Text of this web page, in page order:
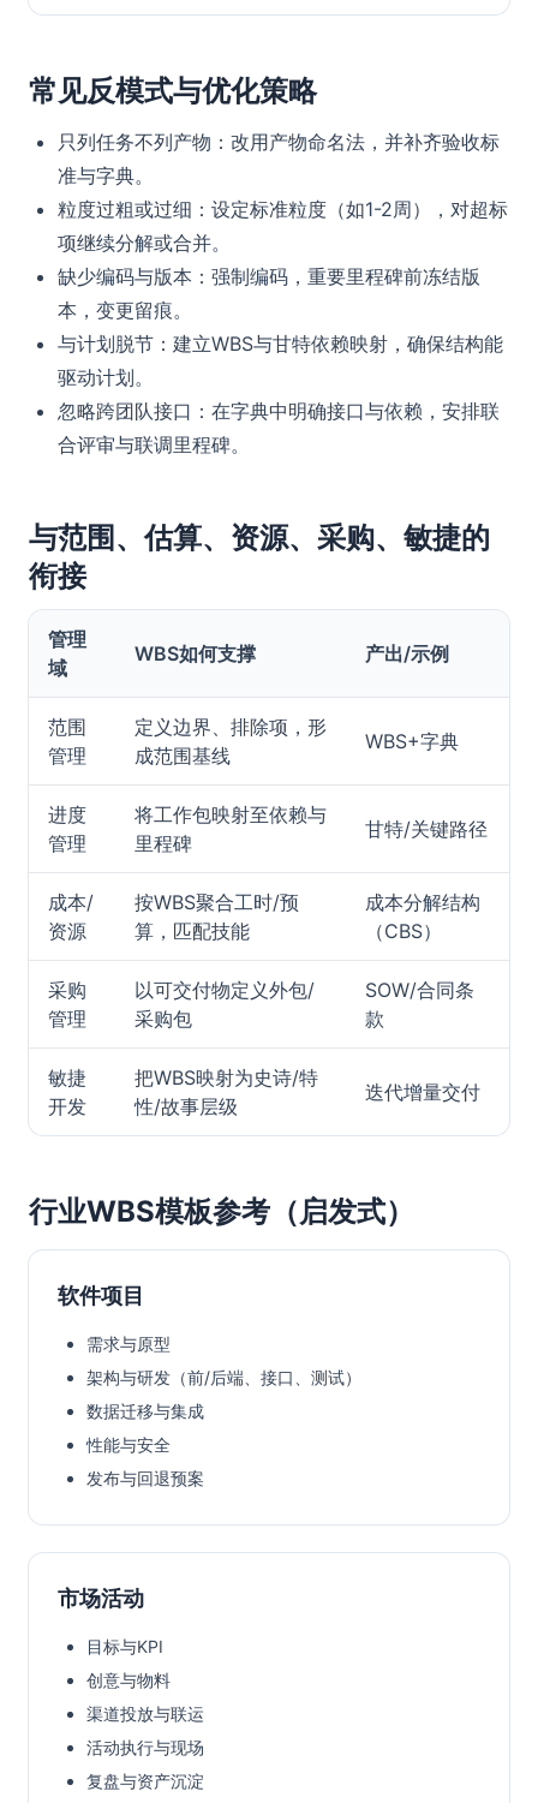
常见反模式与优化策略
只列任务不列产物：改用产物命名法，并补齐验收标
准与字典。
粒度过粗或过细：设定标准粒度（如1-2周），对超标
项继续分解或合并。
缺少编码与版本：强制编码，重要里程碑前冻结版
本，变更留痕。
与计划脱节：建立WBS与甘特依赖映射，确保结构能
驱动计划。
忽略跨团队接口：在字典中明确接口与依赖，安排联
合评审与联调里程碑。
与范围、估算、资源、采购、敏捷的
衔接
管理
域
WBS如何支撑 产出/示例
范围
管理
定义边界、排除项，形
成范围基线
WBS+字典
进度
管理
将工作包映射至依赖与
里程碑
甘特/关键路径
成本/
资源
按WBS聚合工时/预
算，匹配技能
成本分解结构
（CBS）
采购
管理
以可交付物定义外包/
采购包
SOW/合同条
款
敏捷
开发
把WBS映射为史诗/特
性/故事层级
迭代增量交付
行业WBS模板参考（启发式）
软件项目
需求与原型
架构与研发（前/后端、接口、测试）
数据迁移与集成
性能与安全
发布与回退预案
市场活动
目标与KPI
创意与物料
渠道投放与联运
活动执行与现场
复盘与资产沉淀